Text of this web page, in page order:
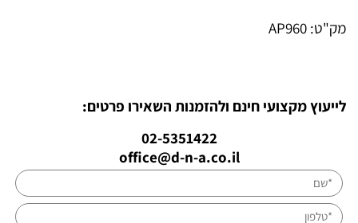
מק"ט: AP960
לייעוץ מקצועי חינם ולהזמנות השאירו פרטים:
02-5351422
office@d-n-a.co.il